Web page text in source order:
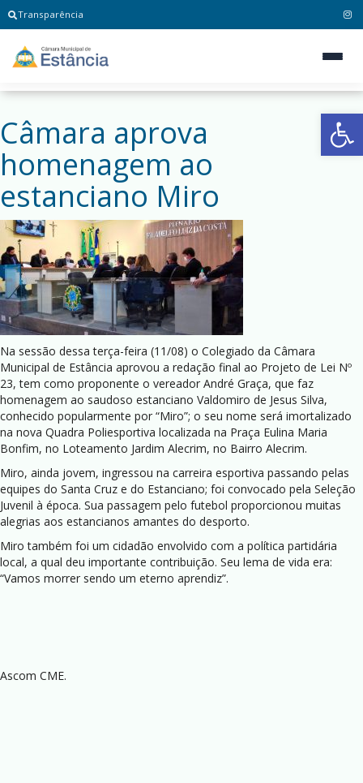
Transparência
Câmara aprova
homenagem ao
estanciano Miro
Na sessão dessa terça-feira (11/08) o Colegiado da Câmara
Municipal de Estância aprovou a redação final ao Projeto de Lei Nº
23, tem como proponente o vereador André Graça, que faz
homenagem ao saudoso estanciano Valdomiro de Jesus Silva,
conhecido popularmente por “Miro”; o seu nome será imortalizado
na nova Quadra Poliesportiva localizada na Praça Eulina Maria
Bonfim, no Loteamento Jardim Alecrim, no Bairro Alecrim.
Miro, ainda jovem, ingressou na carreira esportiva passando pelas
equipes do Santa Cruz e do Estanciano; foi convocado pela Seleção
Juvenil à época. Sua passagem pelo futebol proporcionou muitas
alegrias aos estancianos amantes do desporto.
Miro também foi um cidadão envolvido com a política partidária
local, a qual deu importante contribuição. Seu lema de vida era:
“Vamos morrer sendo um eterno aprendiz”.
Ascom CME.